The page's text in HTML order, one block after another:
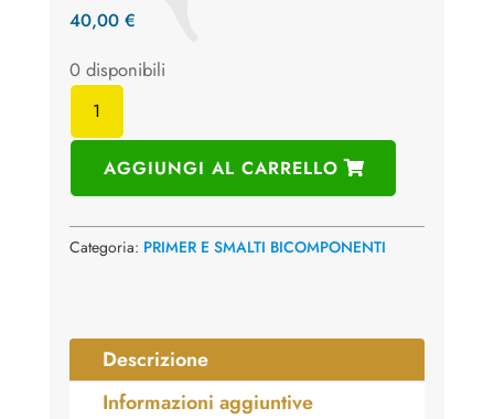
40,00 €
0 disponibili
SMALTO
POLIURETANICO
BICOMPONENTE
VERDE
(RAL
6005)
-
-
quantità
AGGIUNGI AL CARRELLO
Categoria: PRIMER E SMALTI BICOMPONENTI
Descrizione
Informazioni aggiuntive